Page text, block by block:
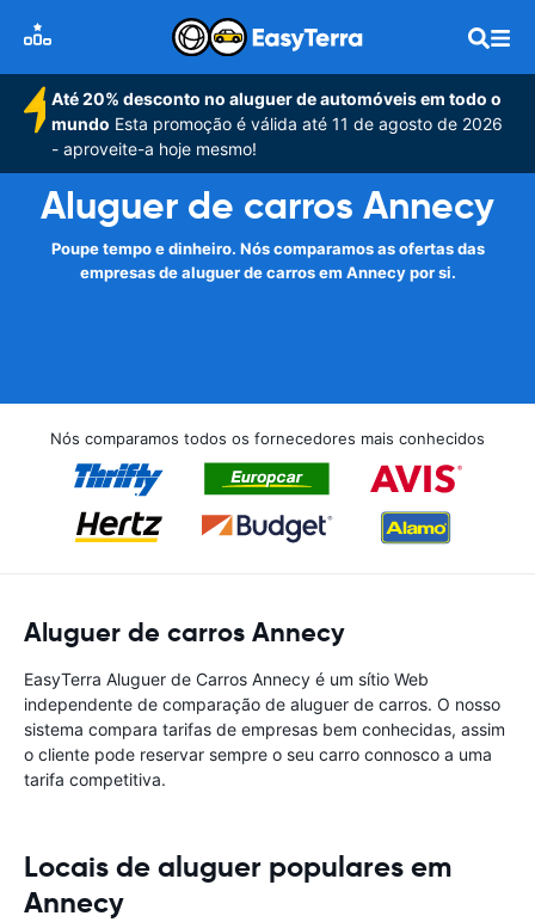
Até 20% desconto no aluguer de automóveis em todo o
mundo Esta promoção é válida até 11 de agosto de 2026
- aproveite-a hoje mesmo!
Aluguer de carros Annecy
Poupe tempo e dinheiro. Nós comparamos as ofertas das
empresas de aluguer de carros em Annecy por si.
Nós comparamos todos os fornecedores mais conhecidos
Aluguer de carros Annecy
EasyTerra Aluguer de Carros Annecy é um sítio Web
independente de comparação de aluguer de carros. O nosso
sistema compara tarifas de empresas bem conhecidas, assim
o cliente pode reservar sempre o seu carro connosco a uma
tarifa competitiva.
Locais de aluguer populares em
Annecy